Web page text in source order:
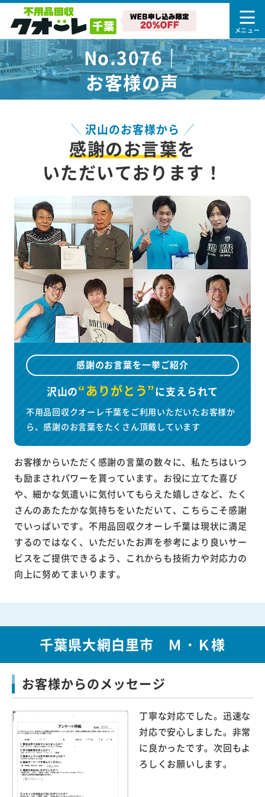
No.3076｜
お客様の声
沢山のお客様から
感謝のお言葉を
いただいております！
感謝のお言葉を一挙ご紹介
沢山の“ありがとう”に支えられて
不用品回収クオーレ千葉をご利用いただいたお客様か
ら、感謝のお言葉をたくさん頂戴しています
お客様からいただく感謝の言葉の数々に、私たちはいつ
も励まされパワーを貰っています。お役に立てた喜び
や、細かな気遣いに気付いてもらえた嬉しさなど、たく
さんのあたたかな気持ちをいただいて、こちらこそ感謝
でいっぱいです。不用品回収クオーレ千葉は現状に満足
するのではなく、いただいたお声を参考により良いサー
ビスをご提供できるよう、これからも技術力や対応力の
向上に努めてまいります。
千葉県大網白里市 Ｍ・Ｋ様
お客様からのメッセージ
丁寧な対応でした。迅速な
対応で安心しました。非常
に良かったです。次回もよ
ろしくお願いします。